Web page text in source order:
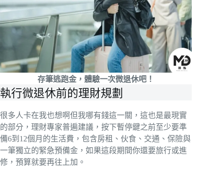
存筆逃跑金，體驗一次微退休吧！
執行微退休前的理財規劃
很多人卡在我也想啊但我哪有錢這一關，這也是最現實
的部分，理財專家普遍建議，按下暫停鍵之前至少要準
備6到12個月的生活費，包含房租、伙食、交通、保險與
一筆獨立的緊急預備金，如果這段期間你還要旅行或進
修，預算就要再往上加。